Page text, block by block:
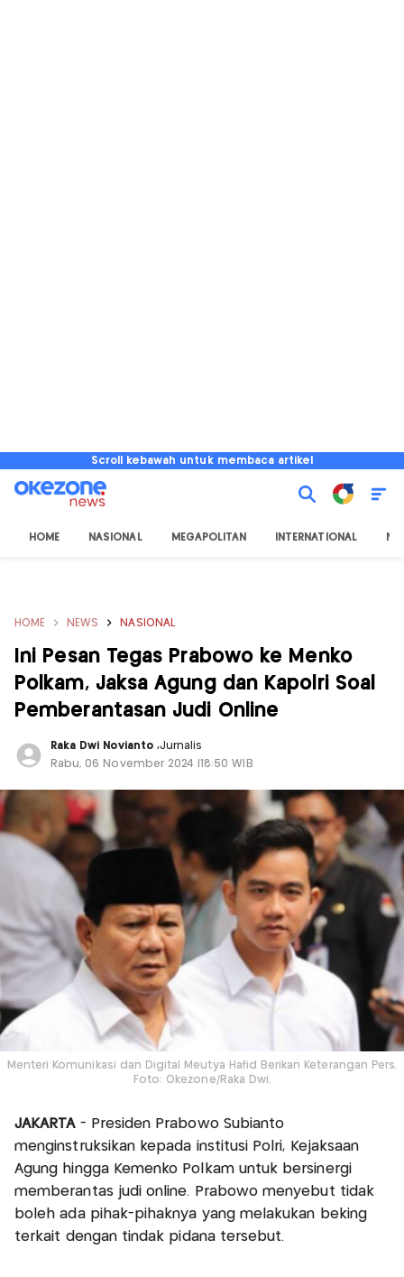
Scroll kebawah untuk membaca artikel
HOME NASIONAL MEGAPOLITAN INTERNATIONAL
HOME NEWS NASIONAL
Ini Pesan Tegas Prabowo ke Menko
Polkam, Jaksa Agung dan Kapolri Soal
Pemberantasan Judi Online
Raka Dwi Novianto ,Jurnalis
Rabu, 06 November 2024 |18:50 WIB
Menteri Komunikasi dan Digital Meutya Hafid Berikan Keterangan Pers.
Foto: Okezone/Raka Dwi.
JAKARTA - Presiden Prabowo Subianto
menginstruksikan kepada institusi Polri, Kejaksaan
Agung hingga Kemenko Polkam untuk bersinergi
memberantas judi online. Prabowo menyebut tidak
boleh ada pihak-pihaknya yang melakukan beking
terkait dengan tindak pidana tersebut.